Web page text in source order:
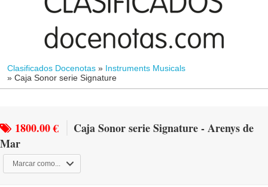
Clasificados Docenotas » Instruments Musicals
» Caja Sonor serie Signature
1800.00 €
Caja Sonor serie Signature - Arenys de
Mar
Marcar como...